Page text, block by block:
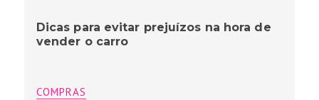
Dicas para evitar prejuízos na hora de
vender o carro
COMPRAS